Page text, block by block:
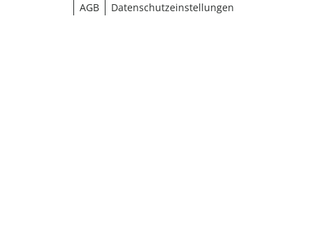
AGB
Datenschutzeinstellungen